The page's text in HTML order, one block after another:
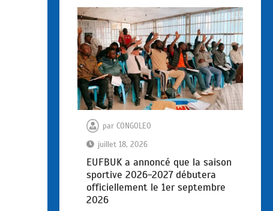
par CONGOLEO
juillet 18, 2026
EUFBUK a annoncé que la saison
sportive 2026-2027 débutera
officiellement le 1er septembre
2026